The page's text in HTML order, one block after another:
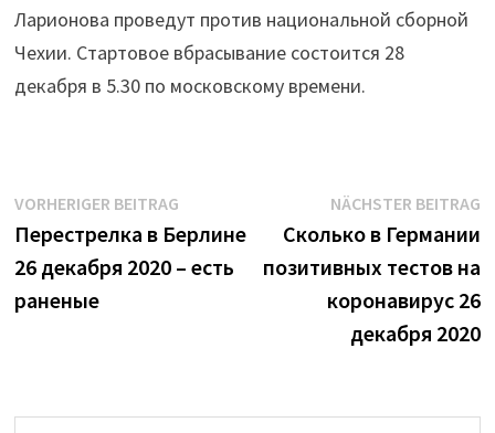
Ларионова проведут против национальной сборной
Чехии. Стартовое вбрасывание состоится 28
декабря в 5.30 по московскому времени.
Beitrags-
Navigation
VORHERIGER BEITRAGVorheriger
Beitrag:
Перестрелка в Берлине
26 декабря 2020 – есть
раненые
NÄCHSTER BEITRAG
Сколько в Германии
позитивных тестов на
коронавирус 26
декабря 2020